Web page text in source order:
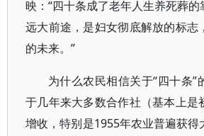
映：“四十条成了老年人生养死葬
远大前途，是妇女彻底解放的标志
的未来。”
为什么农民相信关于“四十条”
于几年来大多数合作社（基本上是
增收，特别是1955年农业普遍获得